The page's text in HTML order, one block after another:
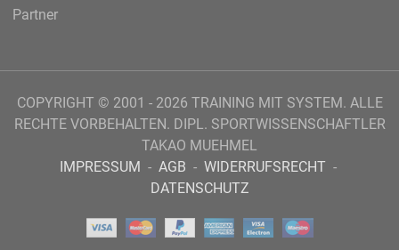
Partner
COPYRIGHT © 2001 - 2026 TRAINING MIT SYSTEM. ALLE
RECHTE VORBEHALTEN. DIPL. SPORTWISSENSCHAFTLER
TAKAO MUEHMEL
IMPRESSUM - AGB - WIDERRUFSRECHT -
DATENSCHUTZ